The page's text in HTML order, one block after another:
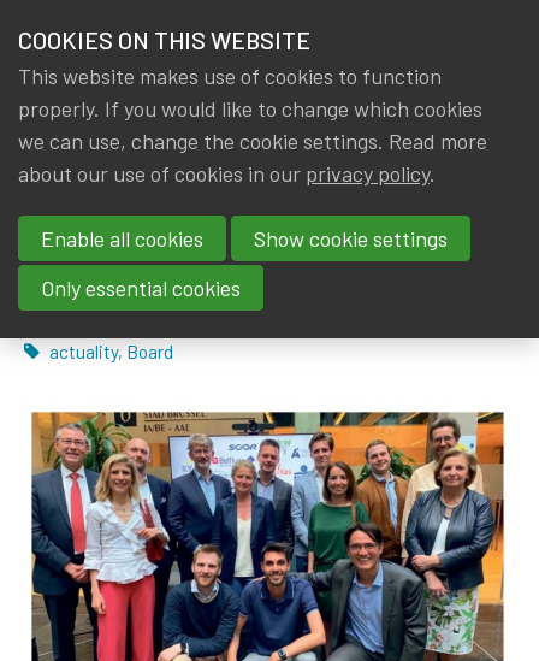
NEWS & KNOWLEDGE
GROUPS
EVENTS
TRAININGS
JOIN IA|BE
MY IA|BE
members
News & Knowledge Verzekeringswereld/Monde de l'Assurance
Verzekeringswereld/Monde de
l'Assurance covers IA|BE
strategic goals
Tags
actuality, Board
COOKIES ON THIS WEBSITE
This website makes use of cookies to function
properly. If you would like to change which cookies
we can use, change the cookie settings. Read more
about our use of cookies in our privacy policy.
Enable all cookies
Show cookie settings
Only essential cookies